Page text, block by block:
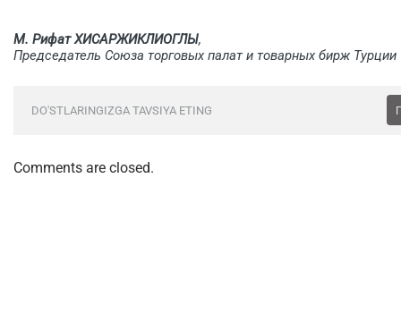
М. Рифат ХИСАРЖИКЛИОГЛЫ,
Председатель Союза торговых палат и товарных бирж Турции
DO'STLARINGIZGA TAVSIYA ETING
Comments are closed.